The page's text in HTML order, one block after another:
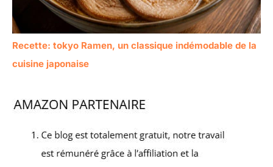
Recette: tokyo Ramen, un classique indémodable de la
cuisine japonaise